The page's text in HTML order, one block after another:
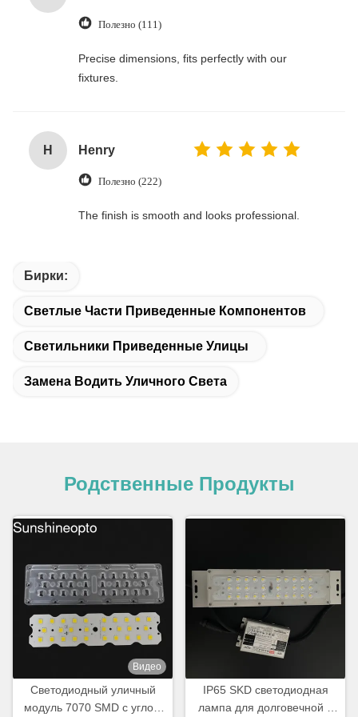
Полезно (111)
Precise dimensions, fits perfectly with our
fixtures.
H Henry
Полезно (222)
The finish is smooth and looks professional.
Бирки:
Светлые Части Приведенные Компонентов
Светильники Приведенные Улицы
Замена Водить Уличного Света
Родственные Продукты
Видео
Светодиодный уличный
модуль 7070 SMD с углом
IP65 SKD светодиодная
лампа для долговечной и